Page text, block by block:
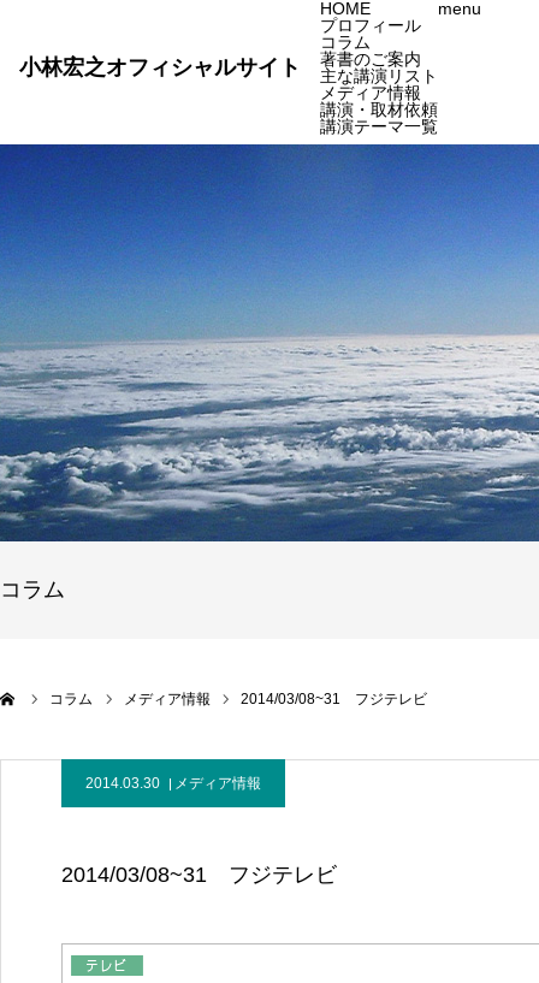
小林宏之オフィシャルサイト
HOME
プロフィール
コラム
著書のご案内
主な講演リスト
メディア情報
講演・取材依頼
講演テーマ一覧
menu
コラム
コラム メディア情報 2014/03/08~31 フジテレビ
2014.03.30 メディア情報
2014/03/08~31 フジテレビ